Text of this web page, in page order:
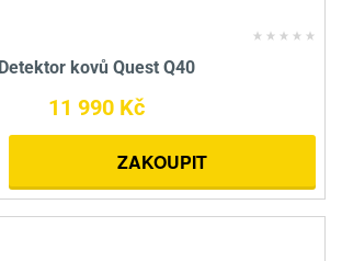
Detektor kovů Quest Q40
11 990 Kč
ZAKOUPIT